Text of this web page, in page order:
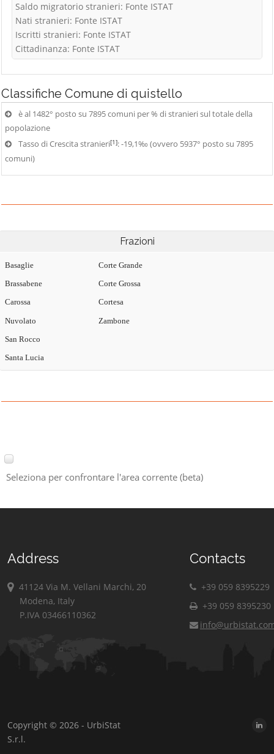
Saldo migratorio stranieri: Fonte ISTAT
Nati stranieri: Fonte ISTAT
Iscritti stranieri: Fonte ISTAT
Cittadinanza: Fonte ISTAT
Classifiche Comune di quistello
è al 1482° posto su 7895 comuni per % di stranieri sul totale della
popolazione
Tasso di Crescita stranieri[1]: -19,1‰ (ovvero 5937° posto su 7895
comuni)
Frazioni
Basaglie
Brassabene
Carossa
Corte Grande
Corte Grossa
Cortesa
Nuvolato
San Rocco
Santa Lucia
Zambone
Seleziona per confrontare l'area corrente (beta)
Address
41124 Via M. Vellani Marchi, 20
Modena, Italy
P.IVA 03466110362
Contacts
+39 059 8395229
+39 059 8395230
Copyright © 2026 - UrbiStat
S.r.l.